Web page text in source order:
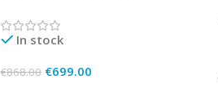
In stock
€868.00 €699.00